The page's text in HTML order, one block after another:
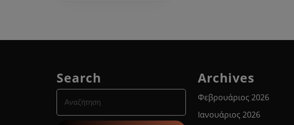
Search
for:
Archives
Φεβρουάριος 2026
Ιανουάριος 2026